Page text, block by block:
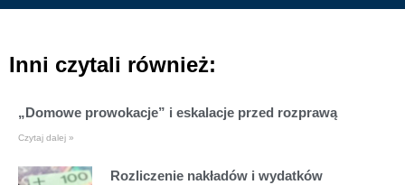
Inni czytali również:
„Domowe prowokacje” i eskalacje przed rozprawą
Czytaj dalej »
Rozliczenie nakładów i wydatków